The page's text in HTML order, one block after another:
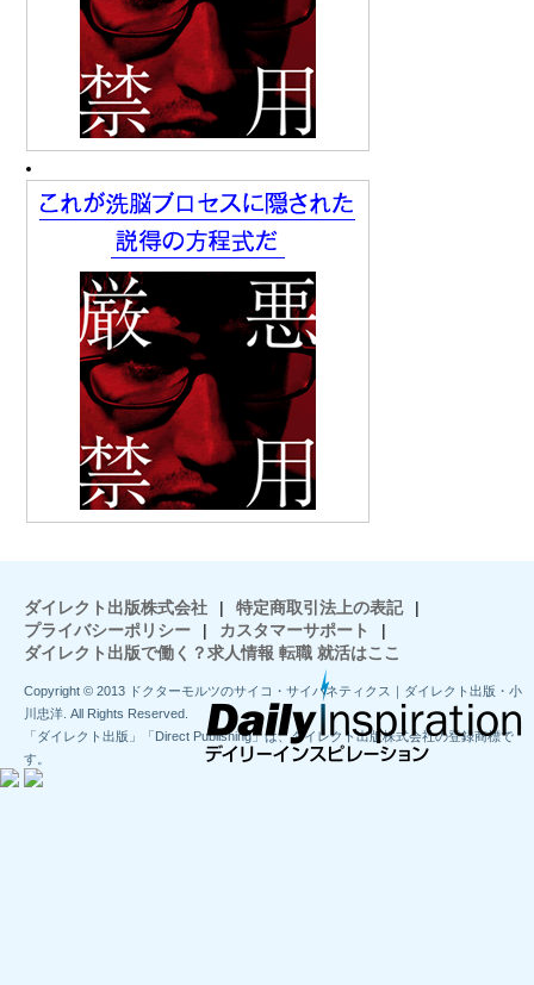
ダイレクト出版株式会社 | 特定商取引法上の表記
|
プライバシーポリシー
| カスタマーサポート
|
ダイレクト出版で働く？求人情報 転職 就活はここ
Copyright © 2013 ドクターモルツのサイコ・サイバネティクス｜ダイレクト出版・小
川忠洋. All Rights Reserved.
「ダイレクト出版」「Direct Publishing」は、ダイレクト出版株式会社の登録商標で
す。